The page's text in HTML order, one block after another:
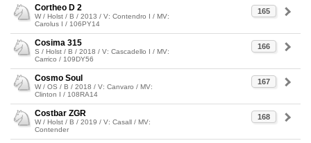
165
Cortheo D 2
W / Holst / B / 2013 / V: Contendro I / MV:
Carolus I / 106PY14
166
Cosima 315
S / Holst / B / 2018 / V: Cascadello I / MV:
Carrico / 109DY56
167
Cosmo Soul
W / OS / B / 2018 / V: Canvaro / MV:
Clinton I / 108RA14
168
Costbar ZGR
W / Holst / B / 2019 / V: Casall / MV:
Contender